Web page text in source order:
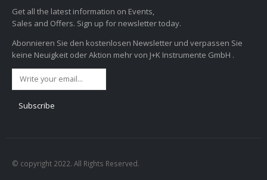
Get all the latest information on Events,
Sales and Offers. Sign up for newsletter today.
Abonnieren Sie den kostenlosen Newsletter und verpassen Sie
keine Neuigkeit oder Aktion mehr von J+K Instrumente GmbH .
© copyright 2022. All Rights Reserved.